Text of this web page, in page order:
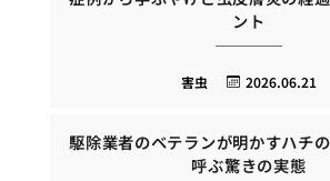
ント
2026.06.21
害虫
駆除業者のベテランが明かすハチ
呼ぶ驚きの実態